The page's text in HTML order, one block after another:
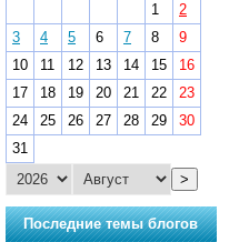
1
2
3
4 5 6 7 8
9
10
11 12 13 14 15
16
17
18 19 20 21 22
23
24
25 26 27 28 29
30
31
>
Последние темы блогов